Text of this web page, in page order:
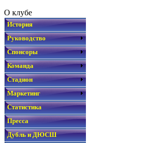
О клубе
История
Руководство
Спонсоры
Команда
Стадион
Маркетинг
Статистика
Пресса
Дубль и ДЮСШ